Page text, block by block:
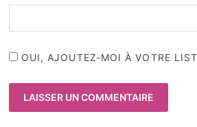
OUI, AJOUTEZ-MOI À VOTRE